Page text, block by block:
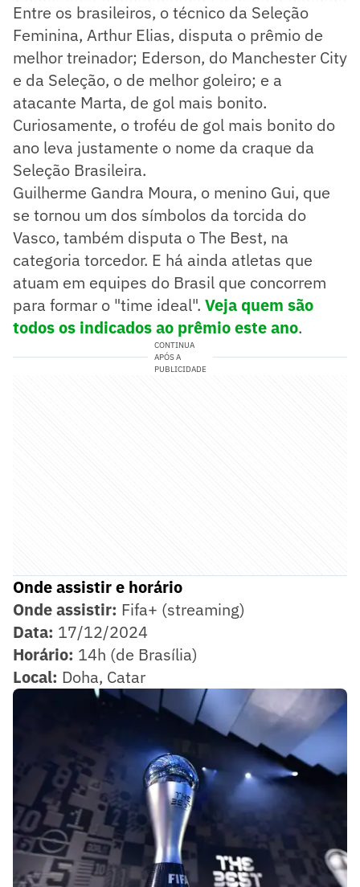
Entre os brasileiros, o técnico da Seleção
Feminina, Arthur Elias, disputa o prêmio de
melhor treinador; Ederson, do Manchester City
e da Seleção, o de melhor goleiro; e a
atacante Marta, de gol mais bonito.
Curiosamente, o troféu de gol mais bonito do
ano leva justamente o nome da craque da
Seleção Brasileira.
Guilherme Gandra Moura, o menino Gui, que
se tornou um dos símbolos da torcida do
Vasco, também disputa o The Best, na
categoria torcedor. E há ainda atletas que
atuam em equipes do Brasil que concorrem
para formar o "time ideal". Veja quem são
todos os indicados ao prêmio este ano.
CONTINUA
APÓS A
PUBLICIDADE
Onde assistir e horário
Onde assistir: Fifa+ (streaming)
Data: 17/12/2024
Horário: 14h (de Brasília)
Local: Doha, Catar